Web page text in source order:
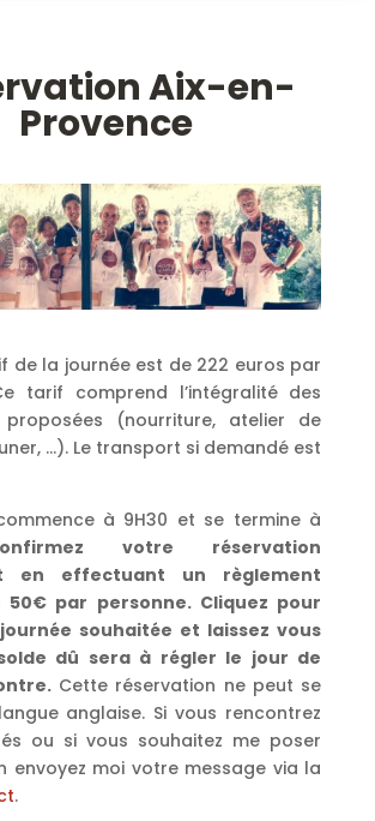
Aix-en-
Provence
de la journée est de 222 euros par
tarif comprend l’intégralité des
proposées (nourriture, atelier de
…). Le transport si demandé est
à 9H30 et se termine à
votre réservation
en effectuant un règlement
50€ par personne. Cliquez pour
souhaitée et laissez vous
dû sera à régler le jour de
Cette réservation ne peut se
anglaise. Si vous rencontrez
ou si vous souhaitez me poser
envoyez moi votre message via la
.